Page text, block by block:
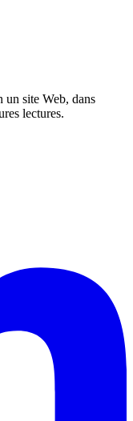
un site Web, dans
lectures.